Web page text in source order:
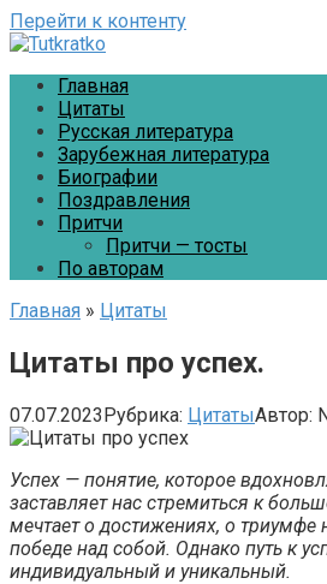
Перейти к контенту
Главная
Цитаты
Русская литература
Зарубежная литература
Биографии
Поздравления
Притчи
Притчи — тосты
По авторам
Главная » Цитаты
Цитаты про успех.
07.07.2023Рубрика: ЦитатыАвтор:
Успех — понятие, которое
заставляет нас стремиться к
мечтает о достижениях, о триумфе
победе над собой. Однако путь к
индивидуальный и уникальный.